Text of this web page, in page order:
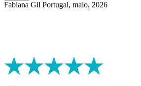
Fabiana Gil Portugal, maio, 2026